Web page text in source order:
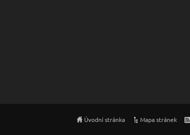
Úvodní stránka Mapa stránek